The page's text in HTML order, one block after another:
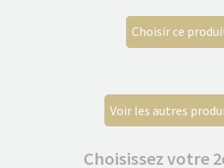
Choisir ce
Voir les autres
Choisissez votre